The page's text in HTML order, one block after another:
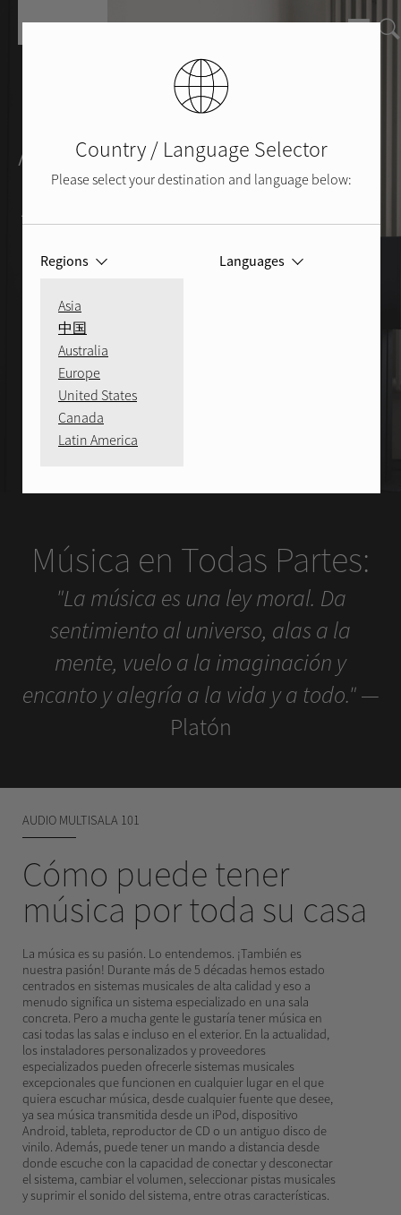
Audio Multisala
101
Música en Todas Partes:
"La música es una ley moral. Da
sentimiento al universo, alas a la
mente, vuelo a la imaginación y
encanto y alegría a la vida y a todo."—
Platón
AUDIO MULTISALA 101
Cómo puede tener
música por toda su casa
La música es su pasión. Lo entendemos. ¡También es
nuestra pasión! Durante más de 5 décadas hemos estado
centrados en sistemas musicales de alta calidad y eso a
menudo significa un sistema especializado en una sala
concreta. Pero a mucha gente le gustaría tener música en
casi todas las salas e incluso en el exterior. En la actualidad,
los instaladores personalizados y proveedores
especializados pueden ofrecerle sistemas musicales
excepcionales que funcionen en cualquier lugar en el que
quiera escuchar música, desde cualquier fuente que desee,
ya sea música transmitida desde un iPod, dispositivo
Android, tableta, reproductor de CD o un antiguo disco de
vinilo. Además, puede tener un mando a distancia desde
donde escuche con la capacidad de conectar y desconectar
el sistema, cambiar el volumen, seleccionar pistas musicales
y suprimir el sonido del sistema, entre otras características.
Country / Language Selector
Please select your destination and language below:
Regions
Asia
中国
Australia
Europe
United States
Canada
Latin America
Languages